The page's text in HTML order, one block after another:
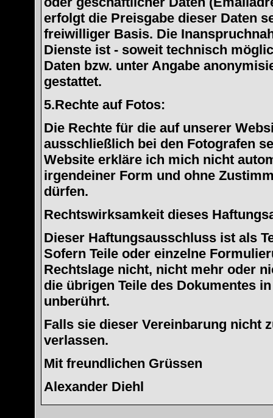
erfolgt die Preisgabe dieser Daten
freiwilliger Basis. Die
Dienste ist - soweit technisch
Daten bzw. unter Angabe
gestattet.
5.Rechte auf Fotos:
Die Rechte für die auf unserer
ausschließlich bei den Fotografen
Website erkläre ich mich nicht
irgendeiner Form und ohne
dürfen.
Rechtswirksamkeit dieses
Dieser Haftungsausschluss ist als
Sofern Teile oder einzelne
Rechtslage nicht, nicht mehr oder
die übrigen Teile des Dokumentes
unberührt.
Falls sie dieser Vereinbarung nicht
verlassen.
Mit freundlichen Grüssen
Alexander Diehl